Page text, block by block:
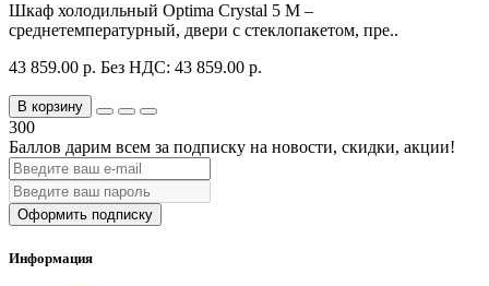
Шкаф холодильный Optima Crystal 5 M –
среднетемпературный, двери с стеклопакетом, пре..
43 859.00 р. Без НДС: 43 859.00 р.
В корзину
300
Баллов дарим всем за подписку на новости, скидки, акции!
Оформить подписку
Информация